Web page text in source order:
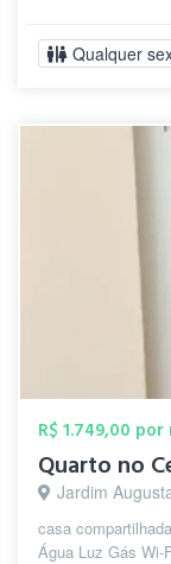
Qualquer
R$ 1.749,00 por
Quarto no
Jardim
casa
Água Luz Gás Wi-